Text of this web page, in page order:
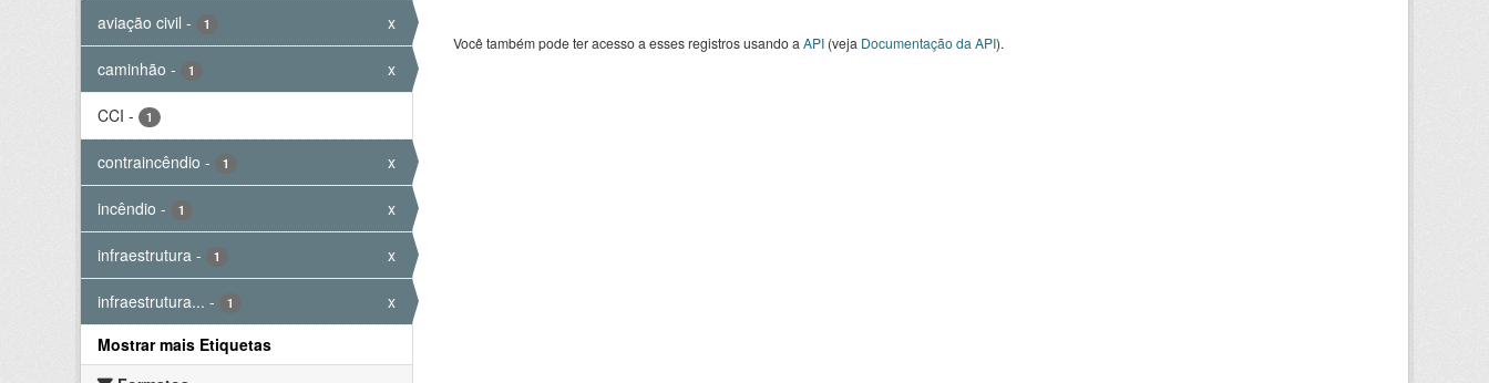
aviação civil - 1 x
caminhão - 1 x
CCI - 1
contraincêndio - 1 x
incêndio - 1 x
infraestrutura - 1 x
infraestrutura... - 1
x
Mostrar mais Etiquetas
Você também pode ter acesso a esses registros usando a API(veja Documentação da API).